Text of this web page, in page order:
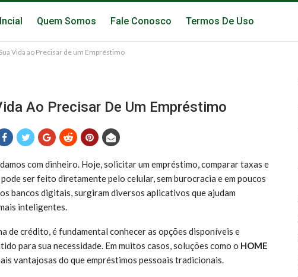
Quem Somos Fale Conosco Termos De Uso
Vida ao Precisar de um Empréstimo
Ao Precisar De Um Empréstimo
com dinheiro. Hoje, solicitar um empréstimo, comparar taxas e
ser feito diretamente pelo celular, sem burocracia e em poucos
bancos digitais, surgiram diversos aplicativos que ajudam
inteligentes.
de crédito, é fundamental conhecer as opções disponíveis e
para sua necessidade. Em muitos casos, soluções como o HOME
vantajosas do que empréstimos pessoais tradicionais.